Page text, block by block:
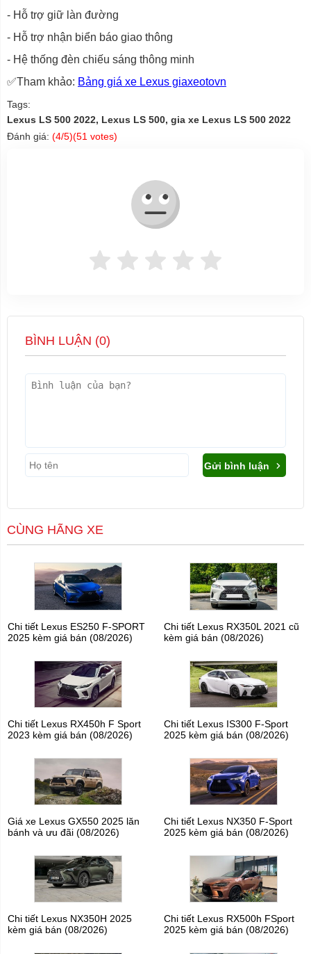
- Hỗ trợ giữ làn đường
- Hỗ trợ nhận biển báo giao thông
- Hệ thống đèn chiếu sáng thông minh
✅Tham khảo: Bảng giá xe Lexus giaxeotovn
Tags:
Lexus LS 500 2022, Lexus LS 500, gia xe Lexus LS 500 2022
Đánh giá: (4/5)(51 votes)
BÌNH LUẬN (0)
Gửi bình luận
CÙNG HÃNG XE
Chi tiết Lexus ES250 F-SPORT
2025 kèm giá bán (08/2026)
Chi tiết Lexus RX350L 2021 cũ
kèm giá bán (08/2026)
Chi tiết Lexus RX450h F Sport
2023 kèm giá bán (08/2026)
Chi tiết Lexus IS300 F-Sport
2025 kèm giá bán (08/2026)
Giá xe Lexus GX550 2025 lăn
bánh và ưu đãi (08/2026)
Chi tiết Lexus NX350 F-Sport
2025 kèm giá bán (08/2026)
Chi tiết Lexus NX350H 2025
kèm giá bán (08/2026)
Chi tiết Lexus RX500h FSport
2025 kèm giá bán (08/2026)